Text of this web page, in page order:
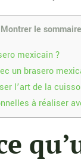
Montrer le sommaire
mexicain ?
un brasero
l’art de la
à réaliser